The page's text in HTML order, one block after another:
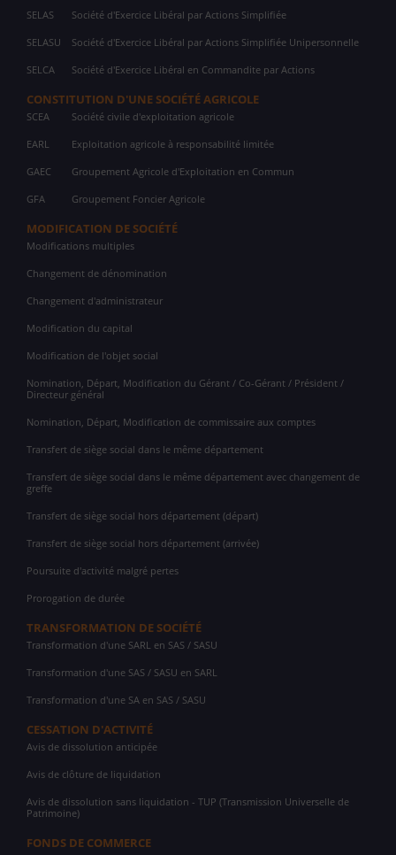
SELAS Société d'Exercice Libéral par Actions Simplifiée
SELASU Société d'Exercice Libéral par Actions Simplifiée Unipersonnelle
SELCA Société d'Exercice Libéral en Commandite par Actions
CONSTITUTION D'UNE SOCIÉTÉ AGRICOLE
SCEA Société civile d'exploitation agricole
EARL Exploitation agricole à responsabilité limitée
GAEC Groupement Agricole d'Exploitation en Commun
GFA Groupement Foncier Agricole
MODIFICATION DE SOCIÉTÉ
Modifications multiples
Changement de dénomination
Changement d'administrateur
Modification du capital
Modification de l'objet social
Nomination, Départ, Modification du Gérant / Co-Gérant / Président /
Directeur général
Nomination, Départ, Modification de commissaire aux comptes
Transfert de siège social dans le même département
Transfert de siège social dans le même département avec changement de
greffe
Transfert de siège social hors département (départ)
Transfert de siège social hors département (arrivée)
Poursuite d'activité malgré pertes
Prorogation de durée
TRANSFORMATION DE SOCIÉTÉ
Transformation d'une SARL en SAS / SASU
Transformation d'une SAS / SASU en SARL
Transformation d'une SA en SAS / SASU
CESSATION D'ACTIVITÉ
Avis de dissolution anticipée
Avis de clôture de liquidation
Avis de dissolution sans liquidation - TUP (Transmission Universelle de
Patrimoine)
FONDS DE COMMERCE